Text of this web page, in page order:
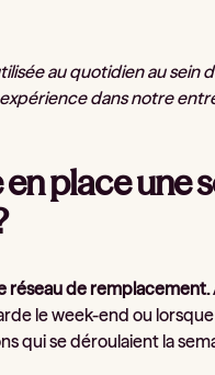
au quotidien au sein
dans notre
place une
réseau de remplacement.
le week-end ou
qui se déroulaient la